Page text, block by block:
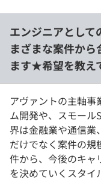
エンジニアとして
まざまな案件か
ます★希望を教え
アヴァントの主軸
ム開発や、スモール
界は金融業や通信業
だけでなく案件の規
件から、今後のキャ
を決めていくスタイ